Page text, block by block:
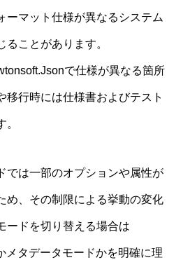
ーマット仕様が異なるシステム
ることがあります。
で仕様が異なる箇所
移行時には仕様書およびテスト
では一部のオプションや属性が
め、その制限による挙動の変化
ードを切り替える場合は
メタデータモードかを明確に理